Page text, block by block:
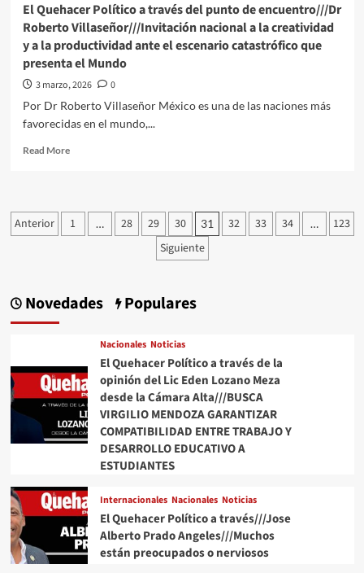
político
El Quehacer Político a través del punto de encuentro///Dr
Roberto Villaseñor///Invitación nacional a la creatividad
y a la productividad ante el escenario catastrófico que
presenta el Mundo
3 marzo, 2026
0
Por Dr Roberto Villaseñor México es una de las naciones más
favorecidas en el mundo,...
Read MoreRead
Quehacer
Político
de
Villaseñor///Invitación
nacional
a
la
creatividad
y
a
productividad
ante
el
escenario
catastrófico
que
presenta
Paginación
Anterior 1 … 28 29 30 31 32 33 34 …
123
Siguiente
Novedades Populares
Nacionales Noticias
El Quehacer Político a través de la
opinión del Lic Eden Lozano Meza
desde la Cámara Alta///BUSCA
VIRGILIO MENDOZA GARANTIZAR
COMPATIBILIDAD ENTRE TRABAJO Y
DESARROLLO EDUCATIVO A
ESTUDIANTES
Internacionales Nacionales Noticias
El Quehacer Político a través///Jose
Alberto Prado Angeles///Muchos
están preocupados o nerviosos